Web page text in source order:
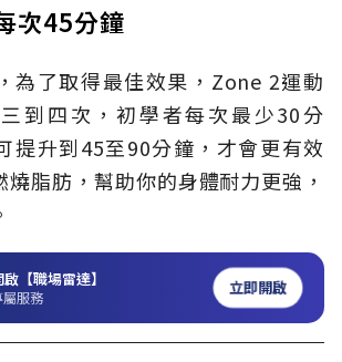
次45分鐘
為了取得最佳效果，Zone 2運動
到四次，初學者每次最少30分
提升到45至90分鐘，才會更有效
燒脂肪，幫助你的身體耐力更強，
【職場雷達】
服務 立即開啟